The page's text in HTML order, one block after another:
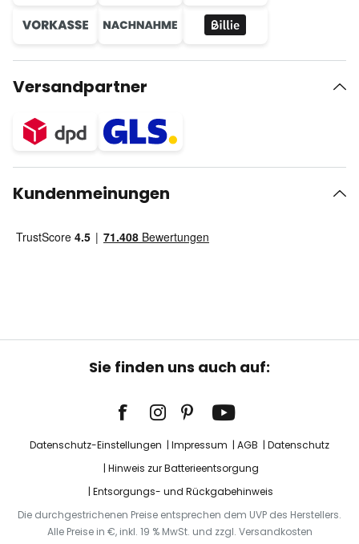
Versandpartner
Kundenmeinungen
Sie finden uns auch auf:
Datenschutz-Einstellungen Impressum AGB
Datenschutz
Hinweis zur Batterieentsorgung
Entsorgungs- und Rückgabehinweis
Die durchgestrichenen Preise entsprechen dem UVP des Herstellers.
Alle Preise in €, inkl. 19 % MwSt. und zzgl. Versandkosten